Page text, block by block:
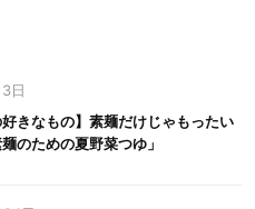
日
好きなもの】素麺だけじゃもったい
のための夏野菜つゆ」